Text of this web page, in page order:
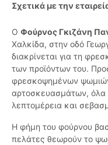
Σχετικά με την
Ο Φούρνος Γκιζάνη
Χαλκίδα, στην οδό
διακρίνεται για τη
των προϊόντων του.
φρεσκοψημένων
αρτοσκευασμάτων, όλα
λεπτομέρεια και
Η φήμη του φούρνου
πελάτες θεωρούν το